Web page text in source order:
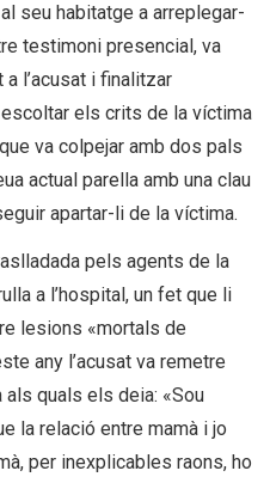
seu habitatge a arreplegar-
testimoni presencial, va
l’acusat i finalitzar
escoltar els crits de la víctima
va colpejar amb dos pals
actual parella amb una clau
apartar-li de la víctima.
pels agents de la
a l’hospital, un fet que li
lesions «mortals de
any l’acusat va remetre
quals els deia: «Sou
la relació entre mamà i jo
per inexplicables raons, ho